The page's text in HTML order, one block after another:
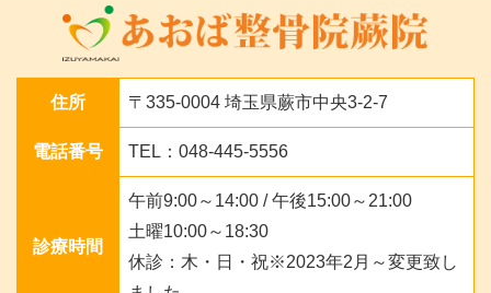
住所 〒335-0004 埼玉県蕨市中央3-2-7
電話番号 TEL：048-445-5556
診療時間
午前9:00～14:00 / 午後15:00～21:00
土曜10:00～18:30
休診：木・日・祝※2023年2月～変更致し